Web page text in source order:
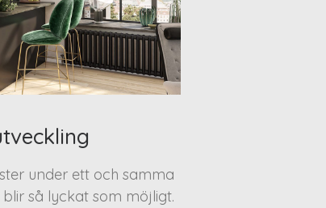
under ett och samma
så lyckat som möjligt.